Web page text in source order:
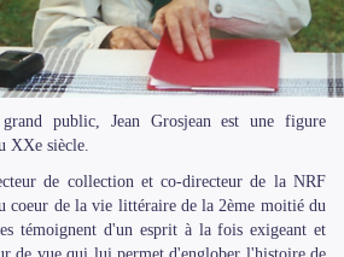
public, Jean Grosjean est une figure
XXe siècle.
de collection et co-directeur de la NRF
coeur de la vie littéraire de la 2ème moitié du
témoignent d'un esprit à la fois exigeant et